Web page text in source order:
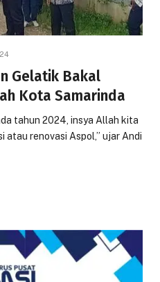
Gelatik Bakal
Kota Samarinda
tahun 2024, insya Allah kita
renovasi Aspol,” ujar Andi